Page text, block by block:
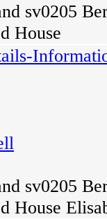
sv0205
House
sv0205
House